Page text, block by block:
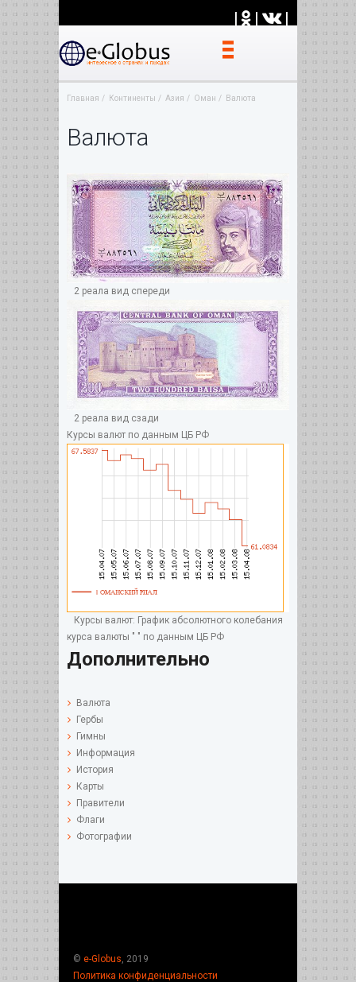
| | |
Главная Континенты Азия Оман Валюта
Валюта
2 реала вид спереди
2 реала вид сзади
Курсы валют по данным ЦБ РФ
Курсы валют: График абсолютного колебания
курса валюты " " по данным ЦБ РФ
Дополнительно
Валюта
Гербы
Гимны
Информация
История
Карты
Правители
Флаги
Фотографии
© e-Globus , 2019
Политика конфиденциальности